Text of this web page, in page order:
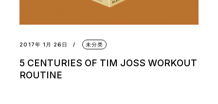
2017年 1月 26日 未分类
5 CENTURIES OF TIM JOSS WORKOUT
ROUTINE